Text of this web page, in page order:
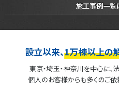
施工事例一覧
設立以来、1万棟以上の
東京・埼玉・神奈川を中心に、
個人のお客様からも多くのご依